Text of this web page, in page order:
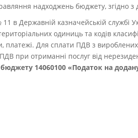
надходжень бюджету, згідно
в Державній казначейській службі
одиниць та кодів
Для сплати ПДВ з вироблених
при отриманні послуг від
бюджету 14060100 «Податок на